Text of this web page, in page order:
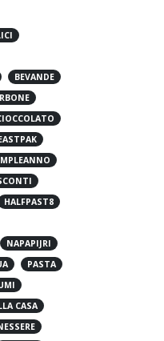
BEVANDE
HALFPAST8
NAPAPIJRI
PASTA
CASA